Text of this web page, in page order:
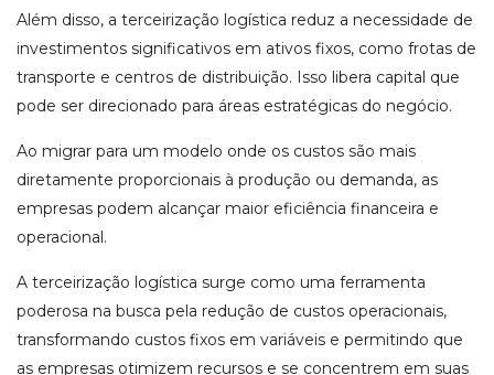
Além disso, a terceirização logística reduz a necessidade de
investimentos significativos em ativos fixos, como frotas de
transporte e centros de distribuição. Isso libera capital que
pode ser direcionado para áreas estratégicas do negócio.
Ao migrar para um modelo onde os custos são mais
diretamente proporcionais à produção ou demanda, as
empresas podem alcançar maior eficiência financeira e
operacional.
A terceirização logística surge como uma ferramenta
poderosa na busca pela redução de custos operacionais,
transformando custos fixos em variáveis e permitindo que
as empresas otimizem recursos e se concentrem em suas